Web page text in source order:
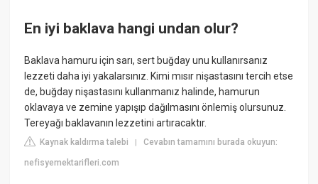
En iyi baklava hangi undan olur?
Baklava hamuru için sarı, sert buğday unu kullanırsanız
lezzeti daha iyi yakalarsınız. Kimi mısır nişastasını tercih etse
de, buğday nişastasını kullanmanız halinde, hamurun
oklavaya ve zemine yapışıp dağılmasını önlemiş olursunuz.
Tereyağı baklavanın lezzetini artıracaktır.
Kaynak kaldırma talebi |Cevabın tamamını burada okuyun:
nefisyemektarifleri.com